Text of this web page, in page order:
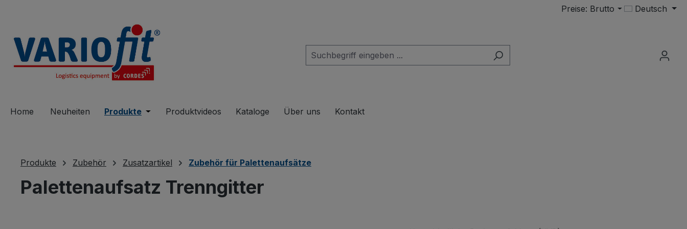
Preise: Brutto Deutsch
Home Neuheiten Produkte Öffne oder Schließe das Dropdown der Kategorie Produkte
Produktvideos Kataloge Über uns Kontakt
Produkte Zubehör Zusatzartikel Zubehör für Palettenaufsätze
Palettenaufsatz Trenngitter